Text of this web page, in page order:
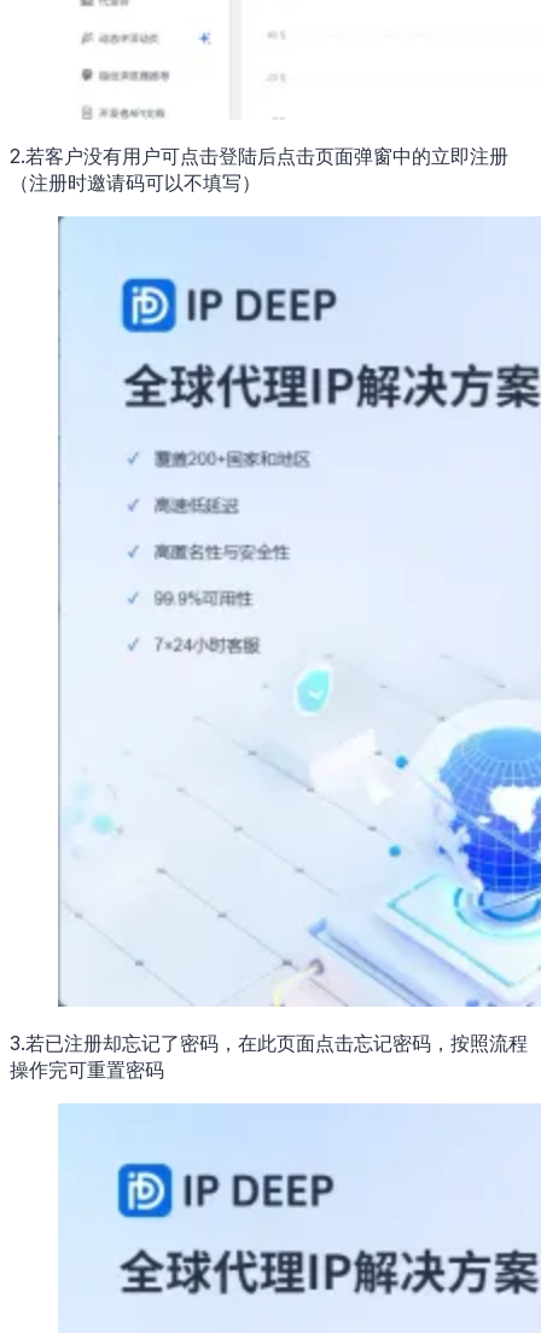
2.若客户没有用户可点击登陆后点击页面弹窗中的立即注册
（注册时邀请码可以不填写）
3.若已注册却忘记了密码，在此页面点击忘记密码，按照流程
操作完可重置密码